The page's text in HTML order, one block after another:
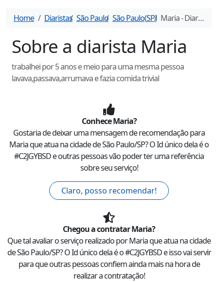
Home Diaristas São Paulo São Paulo(SP) Maria- Diarista em
Sobre a diarista Maria
trabalhei por 5 anos e meio para uma mesma pessoa
lavava,passava,arrumava e fazia comida trivial
ConheceMaria?
Gostaria de deixar uma mensagem de recomendação para
Mariaque atua na cidade deSão Paulo/SP? O Id único dela é o
#C2JGYBSDe outras pessoas vão poder ter uma referência
sobre seu serviço!
Claro, posso recomendar!
Chegou a contratarMaria?
Que tal avaliar o serviço realizado porMariaque atua na cidade
deSão Paulo/SP? O Id único dela é o #C2JGYBSDe isso vai servir
para que outras pessoas confiem ainda mais na hora de
realizar a contratação!